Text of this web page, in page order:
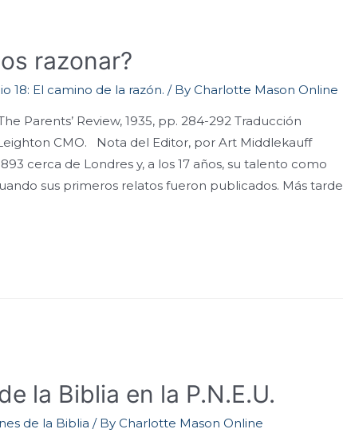
razonar?
18: El camino de la razón. / ByCharlotte Mason Online
Parents’ Review, 1935, pp. 284-292 Traducción
CMO. Nota del Editor, por Art Middlekauff
cerca de Londres y, a los 17 años, su talento como
sus primeros relatos fueron publicados. Más tarde
la Biblia en la P.N.E.U.
de la Biblia / ByCharlotte Mason Online